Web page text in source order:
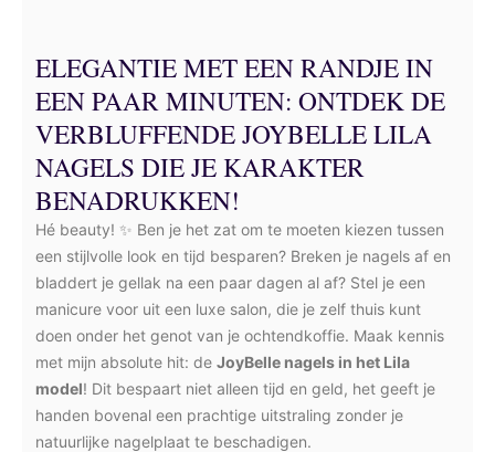
ELEGANTIE MET EEN RANDJE IN
EEN PAAR MINUTEN: ONTDEK DE
VERBLUFFENDE JOYBELLE LILA
NAGELS DIE JE KARAKTER
BENADRUKKEN!
Hé beauty! ✨ Ben je het zat om te moeten kiezen tussen
een stijlvolle look en tijd besparen? Breken je nagels af en
bladdert je gellak na een paar dagen al af? Stel je een
manicure voor uit een luxe salon, die je zelf thuis kunt
doen onder het genot van je ochtendkoffie. Maak kennis
met mijn absolute hit: de JoyBelle nagels in het Lila
model! Dit bespaart niet alleen tijd en geld, het geeft je
handen bovenal een prachtige uitstraling zonder je
natuurlijke nagelplaat te beschadigen.